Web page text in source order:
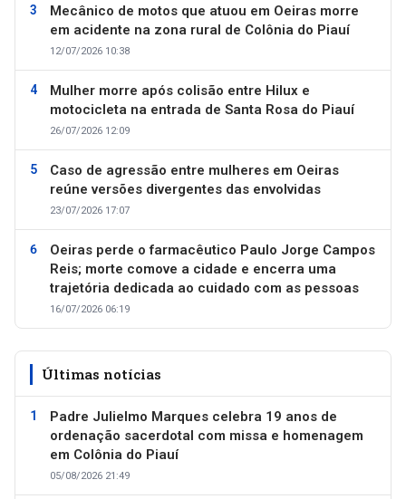
Mecânico de motos que atuou em Oeiras morre
em acidente na zona rural de Colônia do Piauí
12/07/2026 10:38
Mulher morre após colisão entre Hilux e
motocicleta na entrada de Santa Rosa do Piauí
26/07/2026 12:09
Caso de agressão entre mulheres em Oeiras
reúne versões divergentes das envolvidas
23/07/2026 17:07
Oeiras perde o farmacêutico Paulo Jorge Campos
Reis; morte comove a cidade e encerra uma
trajetória dedicada ao cuidado com as pessoas
16/07/2026 06:19
Últimas notícias
Padre Julielmo Marques celebra 19 anos de
ordenação sacerdotal com missa e homenagem
em Colônia do Piauí
05/08/2026 21:49